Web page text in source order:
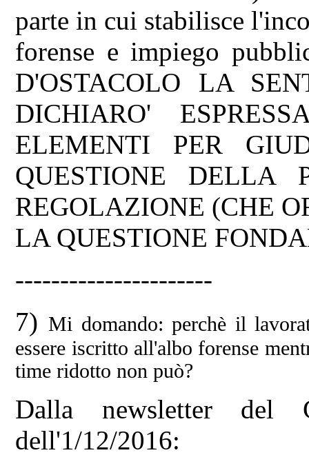
parte in cui stabilisce
forense e impiego
D'OSTACOLO LA
DICHIARO'
ELEMENTI PER
QUESTIONE DELLA
REGOLAZIONE (CHE
LA QUESTIONE
----------------------
7)Mi domando: perchè il
essere iscritto all'albo forense
time ridotto non può?
Dalla newsletter del
dell'1/12/2016: